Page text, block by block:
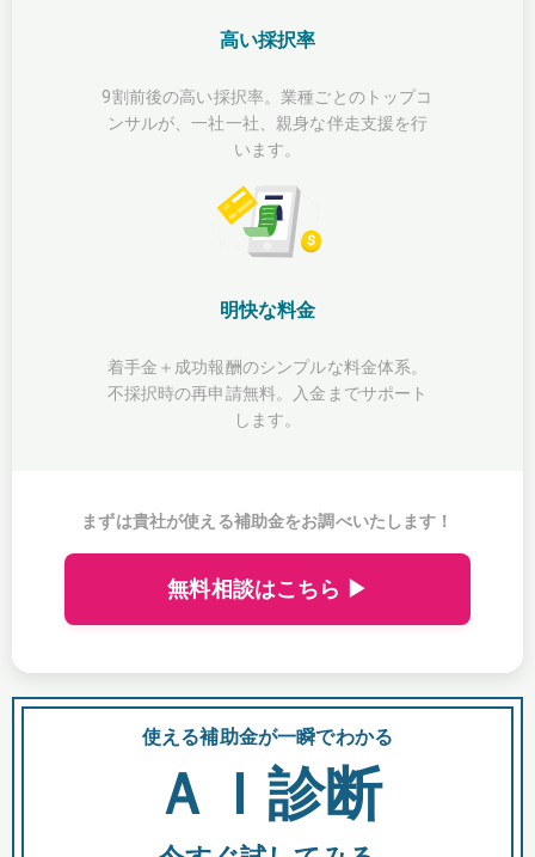
高い採択率
9割前後の高い採択率。業種ごとのトップコ
ンサルが、一社一社、親身な伴走支援を行
います。
明快な料金
着手金＋成功報酬のシンプルな料金体系。
不採択時の再申請無料。入金までサポート
します。
まずは貴社が使える補助金をお調べいたします！
無料相談はこちら ▶
使える補助金が一瞬でわかる
ＡＩ診断